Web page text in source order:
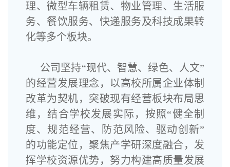
理、微型车辆租赁、物业管理、生活服
务、餐饮服务、快递服务及科技成果转
化等多个板块。
公司坚持“现代、智慧、绿色、人文”
的经营发展理念，以高校所属企业体制
改革为契机，突破现有经营板块布局思
维，结合学校发展实际，按照“健全制
度、规范经营、防范风险、驱动创新”
的功能定位，聚焦产学研深度融合，发
挥学校资源优势，努力构建高质量发展